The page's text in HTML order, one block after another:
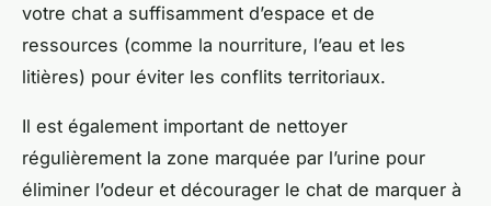
votre chat a suffisamment d’espace et de
ressources (comme la nourriture, l’eau et les
litières) pour éviter les conflits territoriaux.
Il est également important de nettoyer
régulièrement la zone marquée par l’urine pour
éliminer l’odeur et décourager le chat de marquer à